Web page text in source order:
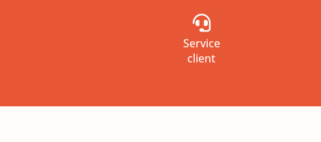

Service
client